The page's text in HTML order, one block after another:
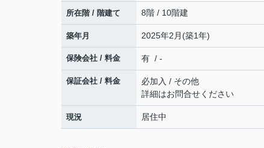
所在階 / 階建て 8階 / 10階建
築年月 2025年2月(築1年)
保険会社 / 料金 有 / -
保証会社 / 料金
必加入 / その他
詳細はお問合せください
現況 居住中